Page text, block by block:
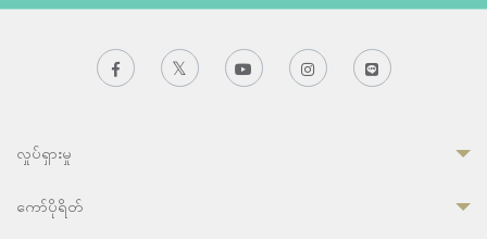
လှုပ်ရှားမှု
ကော်ပိုရိတ်